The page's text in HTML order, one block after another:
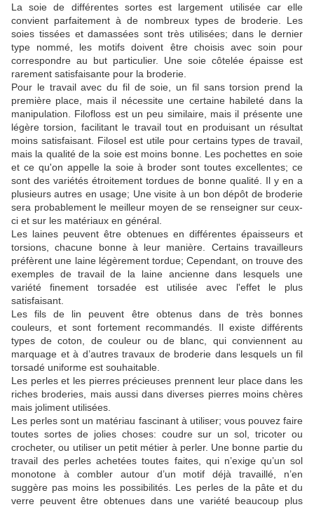
La soie de différentes sortes est largement utilisée car elle
convient parfaitement à de nombreux types de broderie.
Les
soies tissées et damassées sont très utilisées; dans le dernier
type nommé, les motifs doivent être choisis avec soin pour
correspondre au but particulier.
Une soie côtelée épaisse est
rarement satisfaisante pour la broderie.
Pour le travail avec du fil de soie, un fil sans torsion prend la
première place, mais il nécessite une certaine habileté dans la
manipulation.
Filofloss est un peu similaire, mais il présente une
légère torsion, facilitant le travail tout en produisant un résultat
moins satisfaisant.
Filosel est utile pour certains types de travail,
mais la qualité de la soie est moins bonne. Les pochettes en soie
et ce qu'on appelle la soie à broder sont toutes excellentes; ce
sont des variétés étroitement tordues de bonne qualité.
Il y en a
plusieurs autres en usage; Une visite à un bon dépôt de broderie
sera probablement le meilleur moyen de se renseigner sur ceux-
ci et sur les matériaux en général.
Les laines peuvent être obtenues en différentes épaisseurs et
torsions, chacune bonne à leur manière.
Certains travailleurs
préfèrent une laine légèrement tordue; Cependant, on trouve des
exemples de travail de la laine ancienne dans lesquels une
variété finement torsadée est utilisée avec l'effet le plus
satisfaisant.
Les fils de lin peuvent être obtenus dans de très bonnes
couleurs, et sont fortement recommandés.
Il existe différents
types de coton, de couleur ou de blanc, qui conviennent au
marquage et à d’autres travaux de broderie dans lesquels un fil
torsadé uniforme est souhaitable.
Les perles et les pierres précieuses prennent leur place dans les
riches broderies, mais aussi dans diverses pierres moins chères
mais joliment utilisées.
Les perles sont un matériau fascinant à utiliser; vous pouvez faire
toutes sortes de jolies choses: coudre sur un sol, tricoter ou
crocheter, ou utiliser un petit métier à perler. Une bonne partie du
travail des perles achetées toutes faites, qui n’exige qu’un sol
monotone à combler autour d’un motif déjà travaillé, n’en
suggère pas moins les possibilités.
Les perles de la pâte et du
verre peuvent être obtenues dans une variété beaucoup plus